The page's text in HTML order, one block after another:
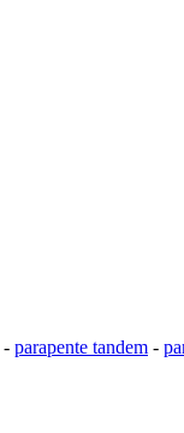
- parapente tandem -